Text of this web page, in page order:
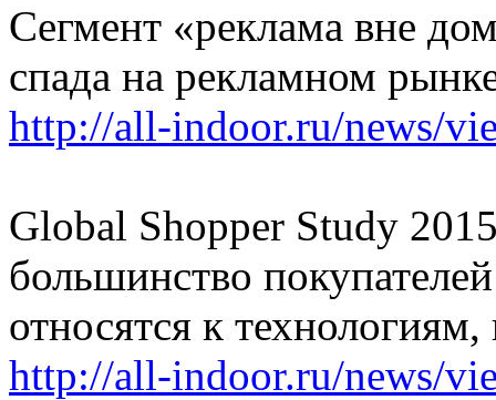
Сегмент «реклама вне
спада на рекламном
http://all-indoor.ru/news/
Global Shopper Study
большинство
относятся к
http://all-indoor.ru/news/